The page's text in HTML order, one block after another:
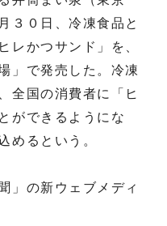
３０日、冷凍食品と
レかつサンド」を、
」で発売した。冷凍
全国の消費者に「ヒ
ができるようにな
めるという。
」の新ウェブメディ